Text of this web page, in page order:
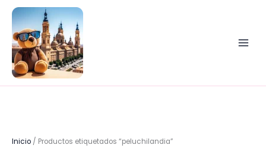
contenido
Inicio / Productos etiquetados “peluchilandia”